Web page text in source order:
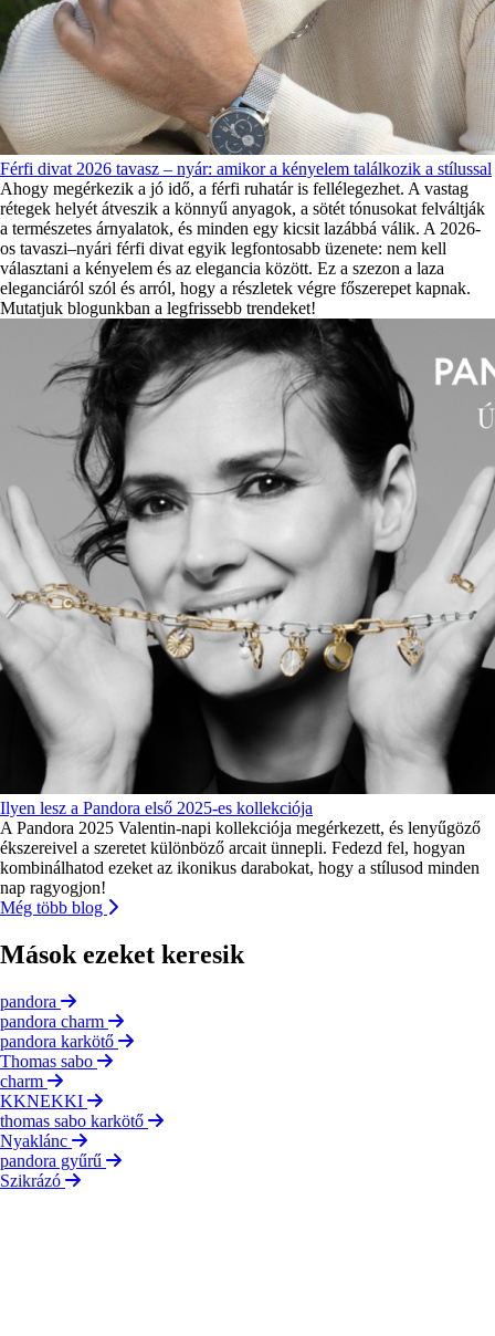
Férfi divat 2026 tavasz – nyár: amikor a kényelem találkozik a stílussal
Ahogy megérkezik a jó idő, a férfi ruhatár is fellélegezhet. A vastag
rétegek helyét átveszik a könnyű anyagok, a sötét tónusokat felváltják
a természetes árnyalatok, és minden egy kicsit lazábbá válik. A 2026-
os tavaszi–nyári férfi divat egyik legfontosabb üzenete: nem kell
választani a kényelem és az elegancia között. Ez a szezon a laza
eleganciáról szól és arról, hogy a részletek végre főszerepet kapnak.
Mutatjuk blogunkban a legfrissebb trendeket!
Ilyen lesz a Pandora első 2025-es kollekciója
A Pandora 2025 Valentin-napi kollekciója megérkezett, és lenyűgöző
ékszereivel a szeretet különböző arcait ünnepli. Fedezd fel, hogyan
kombinálhatod ezeket az ikonikus darabokat, hogy a stílusod minden
nap ragyogjon!
Még több blog
Mások ezeket keresik
pandora
pandora charm
pandora karkötő
Thomas sabo
charm
KKNEKKI
thomas sabo karkötő
Nyaklánc
pandora gyűrű
Szikrázó